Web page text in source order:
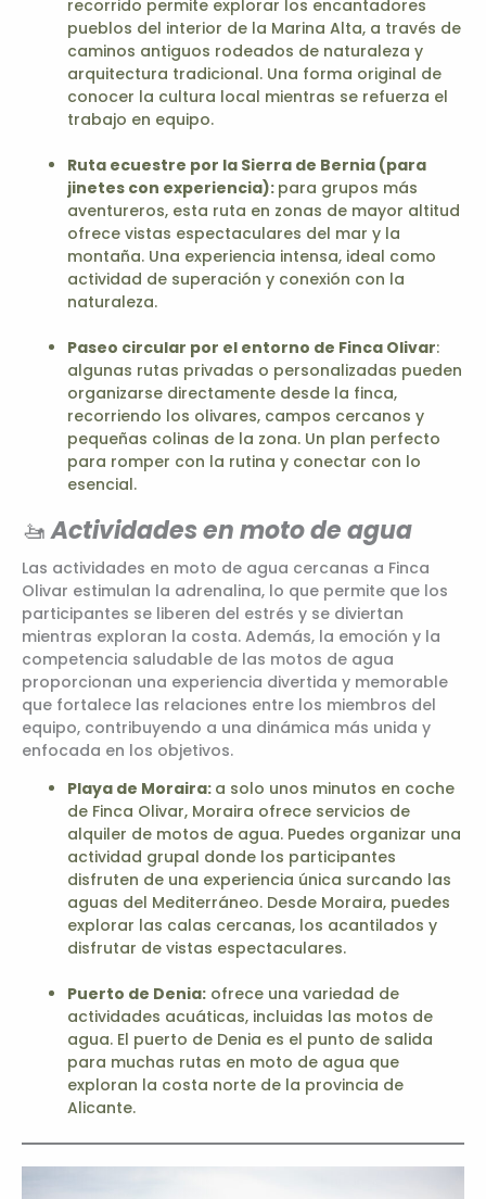
recorrido permite explorar los encantadores
pueblos del interior de la Marina Alta, a través de
caminos antiguos rodeados de naturaleza y
arquitectura tradicional. Una forma original de
conocer la cultura local mientras se refuerza el
trabajo en equipo.
Ruta ecuestre por la Sierra de Bernia (para
jinetes con experiencia): para grupos más
aventureros, esta ruta en zonas de mayor altitud
ofrece vistas espectaculares del mar y la
montaña. Una experiencia intensa, ideal como
actividad de superación y conexión con la
naturaleza.
Paseo circular por el entorno de Finca Olivar:
algunas rutas privadas o personalizadas pueden
organizarse directamente desde la finca,
recorriendo los olivares, campos cercanos y
pequeñas colinas de la zona. Un plan perfecto
para romper con la rutina y conectar con lo
esencial.
🚤Actividades en moto de agua
Las actividades en moto de agua cercanas a Finca
Olivar estimulan la adrenalina, lo que permite que los
participantes se liberen del estrés y se diviertan
mientras exploran la costa. Además, la emoción y la
competencia saludable de las motos de agua
proporcionan una experiencia divertida y memorable
que fortalece las relaciones entre los miembros del
equipo, contribuyendo a una dinámica más unida y
enfocada en los objetivos.
Playa de Moraira: a solo unos minutos en coche
de Finca Olivar, Moraira ofrece servicios de
alquiler de motos de agua. Puedes organizar una
actividad grupal donde los participantes
disfruten de una experiencia única surcando las
aguas del Mediterráneo. Desde Moraira, puedes
explorar las calas cercanas, los acantilados y
disfrutar de vistas espectaculares.
Puerto de Denia: ofrece una variedad de
actividades acuáticas, incluidas las motos de
agua. El puerto de Denia es el punto de salida
para muchas rutas en moto de agua que
exploran la costa norte de la provincia de
Alicante.